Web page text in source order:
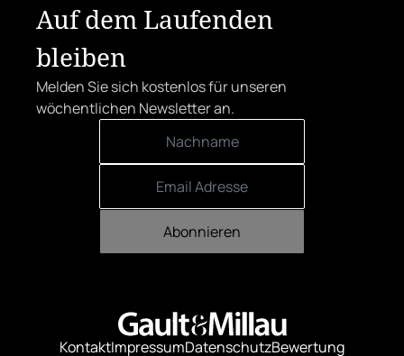
Auf dem Laufenden
bleiben
Melden Sie sich kostenlos für unseren
wöchentlichen Newsletter an.
Abonnieren
KontaktImpressumDatenschutzBewertung